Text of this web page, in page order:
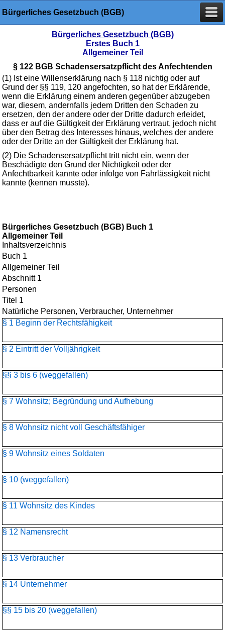
Bürgerliches Gesetzbuch (BGB)
Bürgerliches Gesetzbuch (BGB)
Erstes Buch 1
Allgemeiner Teil
§ 122 BGB Schadensersatzpflicht des Anfechtenden
(1) Ist eine Willenserklärung nach § 118 nichtig oder auf
Grund der §§ 119, 120 angefochten, so hat der Erklärende,
wenn die Erklärung einem anderen gegenüber abzugeben
war, diesem, andernfalls jedem Dritten den Schaden zu
ersetzen, den der andere oder der Dritte dadurch erleidet,
dass er auf die Gültigkeit der Erklärung vertraut, jedoch nicht
über den Betrag des Interesses hinaus, welches der andere
oder der Dritte an der Gültigkeit der Erklärung hat.
(2) Die Schadensersatzpflicht tritt nicht ein, wenn der
Beschädigte den Grund der Nichtigkeit oder der
Anfechtbarkeit kannte oder infolge von Fahrlässigkeit nicht
kannte (kennen musste).
Bürgerliches Gesetzbuch (BGB) Buch 1
Allgemeiner Teil
Inhaltsverzeichnis
Buch 1
Allgemeiner Teil
Abschnitt 1
Personen
Titel 1
Natürliche Personen, Verbraucher, Unternehmer
§ 1 Beginn der Rechtsfähigkeit
§ 2 Eintritt der Volljährigkeit
§§ 3 bis 6 (weggefallen)
§ 7 Wohnsitz; Begründung und Aufhebung
§ 8 Wohnsitz nicht voll Geschäftsfähiger
§ 9 Wohnsitz eines Soldaten
§ 10 (weggefallen)
§ 11 Wohnsitz des Kindes
§ 12 Namensrecht
§ 13 Verbraucher
§ 14 Unternehmer
§§ 15 bis 20 (weggefallen)